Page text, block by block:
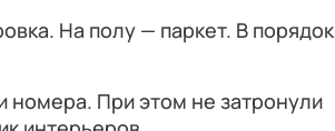
На полу — паркет. В порядок
номера. При этом не затронули